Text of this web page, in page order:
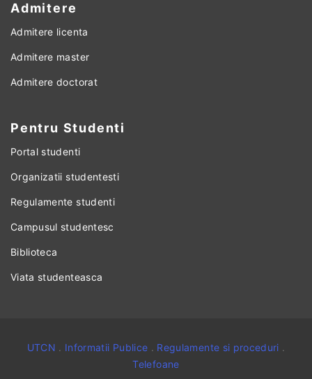
Admitere
Admitere licenta
Admitere master
Admitere doctorat
Pentru Studenti
Portal studenti
Organizatii studentesti
Regulamente studenti
Campusul studentesc
Biblioteca
Viata studenteasca
UTCN . Informatii Publice . Regulamente si proceduri .
Telefoane